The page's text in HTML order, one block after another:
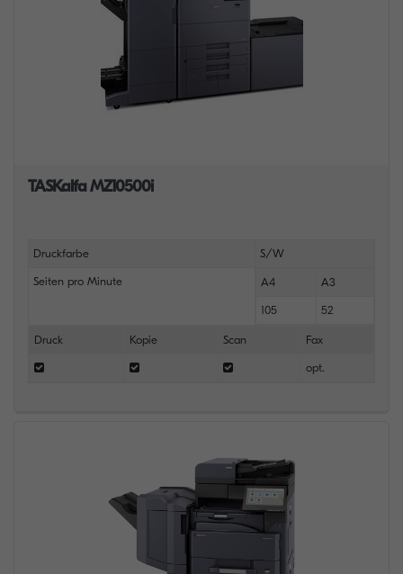
TASKalfa MZ10500i
Druckfarbe S/W
Seiten pro Minute A4 A3
105 52
Druck Kopie Scan Fax
opt.